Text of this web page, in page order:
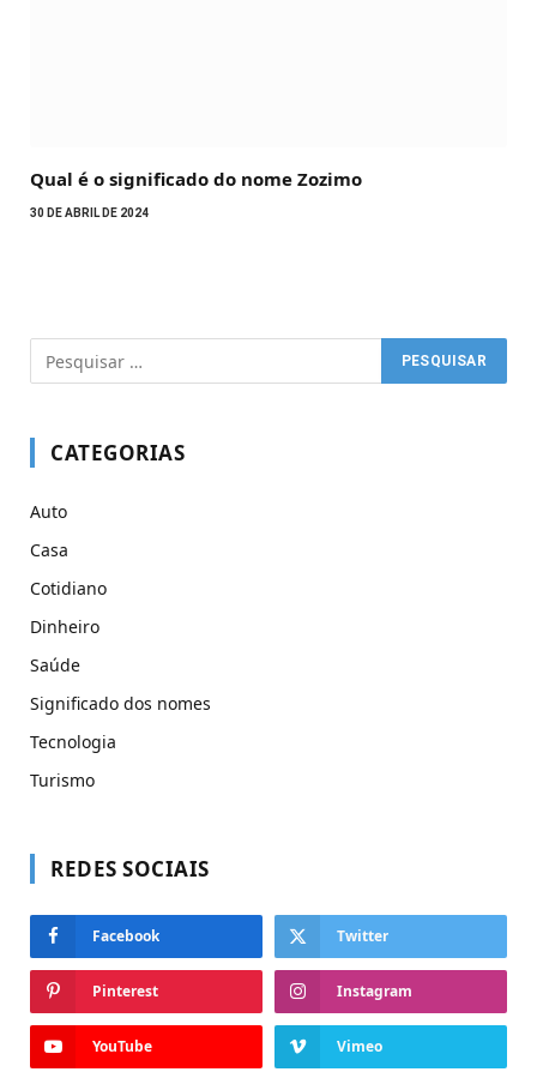
Qual é o significado do nome Zozimo
30 DE ABRIL DE 2024
CATEGORIAS
Auto
Casa
Cotidiano
Dinheiro
Saúde
Significado dos nomes
Tecnologia
Turismo
REDES SOCIAIS
Facebook Twitter
Pinterest Instagram
YouTube Vimeo